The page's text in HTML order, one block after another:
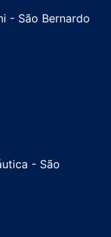
- São Bernardo
- São